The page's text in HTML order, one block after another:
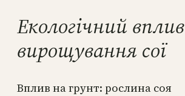
Екологічний вплив
вирощування сої
Вплив на грунт: рослина соя